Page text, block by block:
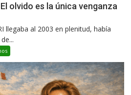
olvido es la única venganza
llegaba al 2003 en plenitud, había